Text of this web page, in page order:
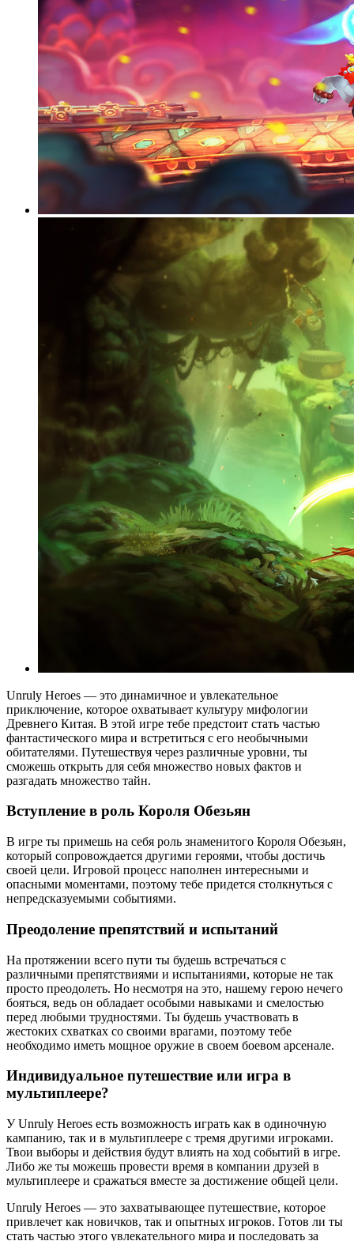
Unruly Heroes — это динамичное и увлекательное
приключение, которое охватывает культуру мифологии
Древнего Китая. В этой игре тебе предстоит стать частью
фантастического мира и встретиться с его необычными
обитателями. Путешествуя через различные уровни, ты
сможешь открыть для себя множество новых фактов и
разгадать множество тайн.
Вступление в роль Короля Обезьян
В игре ты примешь на себя роль знаменитого Короля Обезьян,
который сопровождается другими героями, чтобы достичь
своей цели. Игровой процесс наполнен интересными и
опасными моментами, поэтому тебе придется столкнуться с
непредсказуемыми событиями.
Преодоление препятствий и испытаний
На протяжении всего пути ты будешь встречаться с
различными препятствиями и испытаниями, которые не так
просто преодолеть. Но несмотря на это, нашему герою нечего
бояться, ведь он обладает особыми навыками и смелостью
перед любыми трудностями. Ты будешь участвовать в
жестоких схватках со своими врагами, поэтому тебе
необходимо иметь мощное оружие в своем боевом арсенале.
Индивидуальное путешествие или игра в
мультиплеере?
У Unruly Heroes есть возможность играть как в одиночную
кампанию, так и в мультиплеере с тремя другими игроками.
Твои выборы и действия будут влиять на ход событий в игре.
Либо же ты можешь провести время в компании друзей в
мультиплеере и сражаться вместе за достижение общей цели.
Unruly Heroes — это захватывающее путешествие, которое
привлечет как новичков, так и опытных игроков. Готов ли ты
стать частью этого увлекательного мира и последовать за